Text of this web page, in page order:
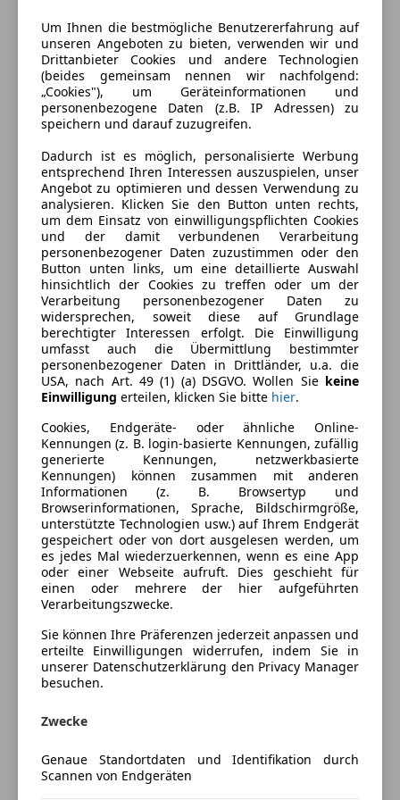
Gänge
5
Zylinder
4
Energieverbrauch
Kraftstoff Benzin
Ausstattung
Komfort
Elektrische Fensterheber
Getönte Scheiben
Sicherheit
Servolenkung
Extras
Mehr anzeigen
Fahrzeugbeschreibung
Der MX5 wurde technisch komplett aufbereitet.
Zahnriemen, Wasserpumpe, Dichtungen,
Simmerringe, Spannrolle, Auspuff, Kühler,
Wasserschläuche, Thermostat, Bremsen, Federn,
Stoßdämpfer, Reifen, Felgen…alles NEU.
zu optimieren(fraim rails). Optisch ist etwas
Optimierungspotential vorhanden, einige Dellen und
Um Ihnen die bestmögliche Benutzererfahrung auf
unseren Angeboten zu bieten, verwenden wir und
Drittanbieter Cookies und andere Technologien
(beides gemeinsam nennen wir nachfolgend:
„Cookies"), um Geräteinformationen und
personenbezogene Daten (z.B. IP Adressen) zu
speichern und darauf zuzugreifen.
Dadurch ist es möglich, personalisierte Werbung
entsprechend Ihren Interessen auszuspielen, unser
Angebot zu optimieren und dessen Verwendung zu
analysieren. Klicken Sie den Button unten rechts,
um dem Einsatz von einwilligungspflichten Cookies
und der damit verbundenen Verarbeitung
personenbezogener Daten zuzustimmen oder den
Button unten links, um eine detaillierte Auswahl
hinsichtlich der Cookies zu treffen oder um der
Verarbeitung personenbezogener Daten zu
widersprechen, soweit diese auf Grundlage
berechtigter Interessen erfolgt. Die Einwilligung
umfasst auch die Übermittlung bestimmter
personenbezogener Daten in Drittländer, u.a. die
USA, nach Art. 49 (1) (a) DSGVO. Wollen Sie keine
Einwilligung erteilen, klicken Sie bitte hier.
Cookies, Endgeräte- oder ähnliche Online-
Kennungen (z. B. login-basierte Kennungen, zufällig
generierte Kennungen, netzwerkbasierte
Kennungen) können zusammen mit anderen
Informationen (z. B. Browsertyp und
Browserinformationen, Sprache, Bildschirmgröße,
unterstützte Technologien usw.) auf Ihrem Endgerät
gespeichert oder von dort ausgelesen werden, um
es jedes Mal wiederzuerkennen, wenn es eine App
oder einer Webseite aufruft. Dies geschieht für
einen oder mehrere der hier aufgeführten
Verarbeitungszwecke.
Sie können Ihre Präferenzen jederzeit anpassen und
erteilte Einwilligungen widerrufen, indem Sie in
unserer Datenschutzerklärung den Privacy Manager
besuchen.
Zwecke
Genaue Standortdaten und Identifikation durch
Scannen von Endgeräten